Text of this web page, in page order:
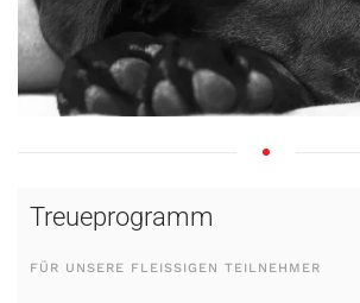
Treueprogramm
FÜR UNSERE FLEISSIGEN TEILNEHMER